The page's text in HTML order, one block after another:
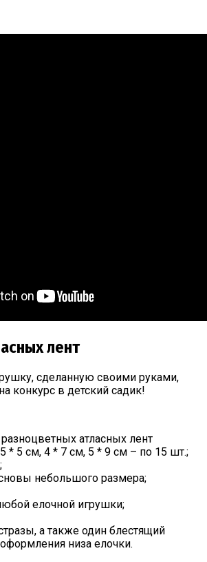
лент
сделанную своими руками,
конкурс в детский садик!
атласных лент
* 5 см, 4 * 7 см, 5 * 9 см – по 15 шт.;
небольшого размера;
елочной игрушки;
а также один блестящий
низа елочки.